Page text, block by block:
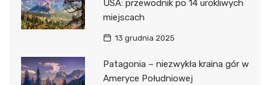
USA: przewodnik po 14 urokliwych
miejscach
13 grudnia 2025
Patagonia – niezwykła kraina gór w
Ameryce Południowej